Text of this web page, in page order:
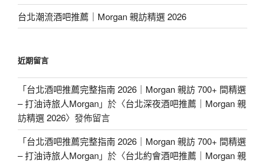
台北潮流酒吧推薦｜Morgan 親訪精選 2026
近期留言
「台北酒吧推薦完整指南 2026｜Morgan 親訪 700+ 間精選
– 打油诗旅人Morgan」於〈台北深夜酒吧推薦｜Morgan 親
訪精選 2026〉發佈留言
「台北酒吧推薦完整指南 2026｜Morgan 親訪 700+ 間精選
– 打油诗旅人Morgan」於〈台北約會酒吧推薦｜Morgan 親